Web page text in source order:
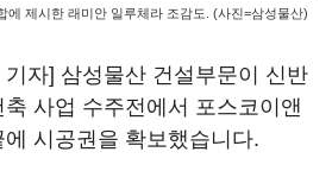
에 제시한 래미안 일루체라 조감도. (사진=삼성물산)
자] 삼성물산 건설부문이 신반
축 사업 수주전에서 포스코이앤
시공권을 확보했습니다.